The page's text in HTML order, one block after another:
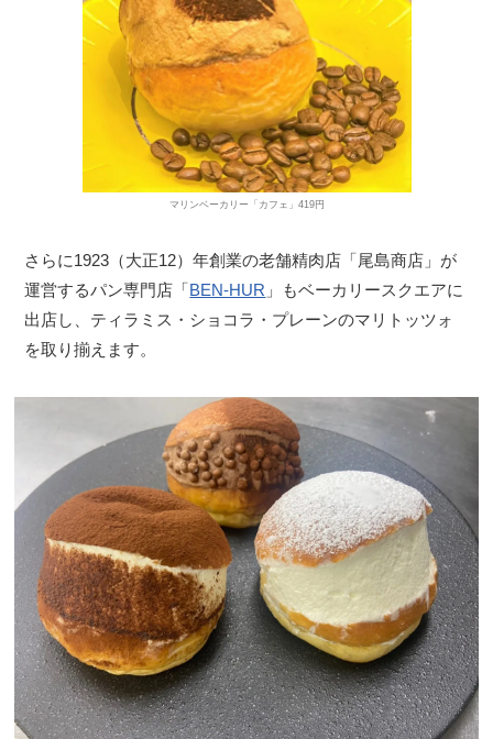
マリンベーカリー「カフェ」419円
さらに1923（大正12）年創業の老舗精肉店「尾島商店」が
運営するパン専門店「BEN-HUR 」もベーカリースクエアに
出店し、ティラミス・ショコラ・プレーンのマリトッツォ
を取り揃えます。